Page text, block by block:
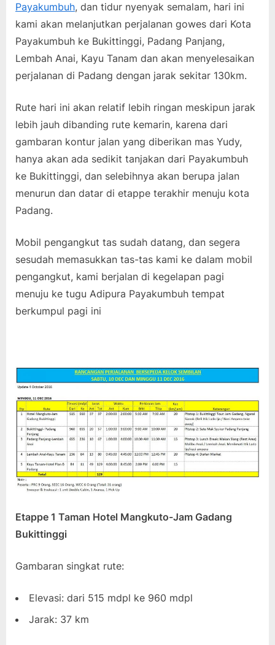
Payakumbuh, dan tidur nyenyak semalam, hari ini
kami akan melanjutkan perjalanan gowes dari Kota
Payakumbuh ke Bukittinggi, Padang Panjang,
Lembah Anai, Kayu Tanam dan akan menyelesaikan
perjalanan di Padang dengan jarak sekitar 130km.
Rute hari ini akan relatif lebih ringan meskipun jarak
lebih jauh dibanding rute kemarin, karena dari
gambaran kontur jalan yang diberikan mas Yudy,
hanya akan ada sedikit tanjakan dari Payakumbuh
ke Bukittinggi, dan selebihnya akan berupa jalan
menurun dan datar di etappe terakhir menuju kota
Padang.
Mobil pengangkut tas sudah datang, dan segera
sesudah memasukkan tas-tas kami ke dalam mobil
pengangkut, kami berjalan di kegelapan pagi
menuju ke tugu Adipura Payakumbuh tempat
berkumpul pagi ini
Etappe 1 Taman Hotel Mangkuto-Jam Gadang
Bukittinggi
Gambaran singkat rute:
Elevasi: dari 515 mdpl ke 960 mdpl
Jarak: 37 km